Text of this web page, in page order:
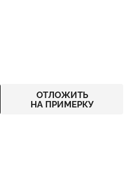
ОТЛОЖИТЬ
НА ПРИМЕРКУ